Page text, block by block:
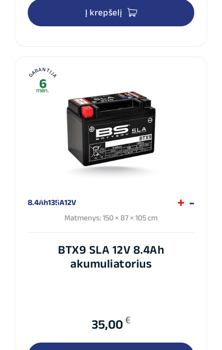
Į krepšelį
GARANTIJA
6
mėn.
8.4Ah135A12V
Matmenys: 150 × 87 × 105 cm
BTX9 SLA 12V 8.4Ah
akumuliatorius
35,00 €